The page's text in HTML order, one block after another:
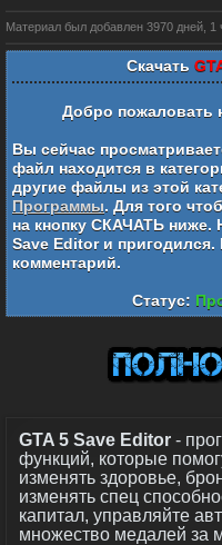
Материал был добавлен 3970 дней, 1
Скачать
Добро пожаловать
Вы сейчас
файл находится в
другие файлы из этой
Программы. Для того
на кнопку СКАЧАТЬ
Save Editorи пригодился.
комментарий.
Статус:
GTA 5 Save Editor -
функций, которые
изменять здоровье,
изменять спец
капитал, управляйте
множество медалей за